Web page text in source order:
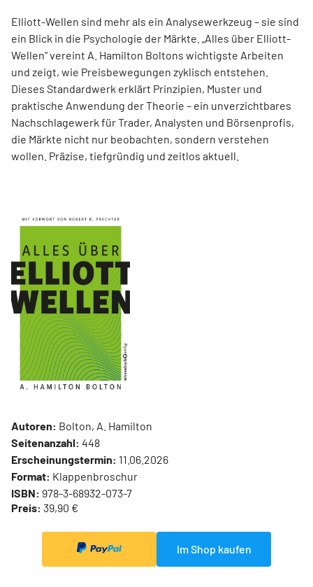
Elliott-Wellen sind mehr als ein Analysewerkzeug – sie sind
ein Blick in die Psychologie der Märkte. „Alles über Elliott-
Wellen“ vereint A. Hamilton Boltons wichtigste Arbeiten
und zeigt, wie Preisbewegungen zyklisch entstehen.
Dieses Standardwerk erklärt Prinzipien, Muster und
praktische Anwendung der Theorie – ein unverzichtbares
Nachschlagewerk für Trader, Analysten und Börsenprofis,
die Märkte nicht nur beobachten, sondern verstehen
wollen. Präzise, tiefgründig und zeitlos aktuell.
Autoren: Bolton, A. Hamilton
Seitenanzahl: 448
Erscheinungstermin: 11.06.2026
Format: Klappenbroschur
ISBN: 978-3-68932-073-7
Preis: 39,90 €
Im Shop kaufen